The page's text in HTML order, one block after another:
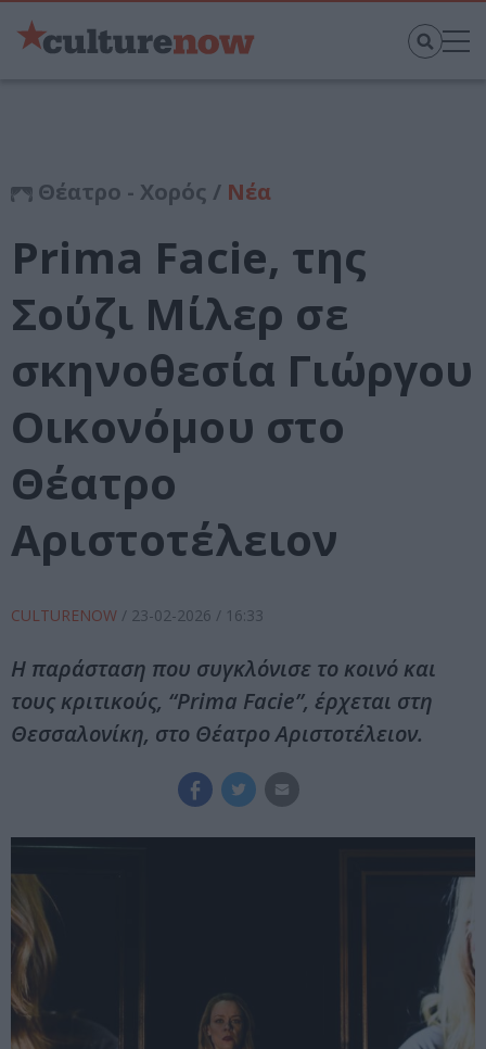
Θέατρο - Χορός / Νέα
Prima Facie, της
Σούζι Μίλερ σε
σκηνοθεσία Γιώργου
Οικονόμου στο
Θέατρο
Αριστοτέλειον
CULTURENOW / 23-02-2026 / 16:33
Η παράσταση που συγκλόνισε το κοινό και
τους κριτικούς, “Prima Facie”, έρχεται στη
Θεσσαλονίκη, στο Θέατρο Αριστοτέλειον.